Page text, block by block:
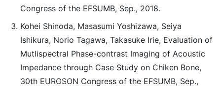
Congress of the EFSUMB, Sep., 2018.
Kohei Shinoda, Masasumi Yoshizawa, Seiya
Ishikura, Norio Tagawa, Takasuke Irie, Evaluation of
Mutlispectral Phase-contrast Imaging of Acoustic
Impedance through Case Study on Chiken Bone,
30th EUROSON Congress of the EFSUMB, Sep.,